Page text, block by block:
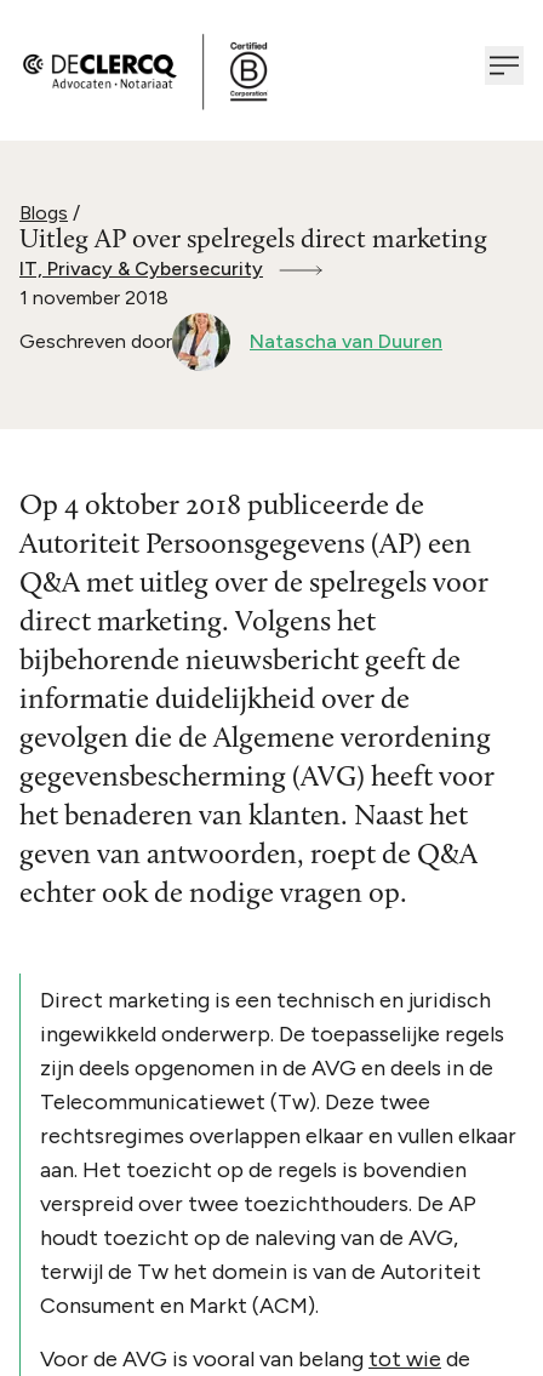
Blogs /
Uitleg AP over spelregels direct marketing
IT, Privacy & Cybersecurity
1 november 2018
Geschreven door
Natascha van Duuren
Op 4 oktober 2018 publiceerde de
Autoriteit Persoonsgegevens (AP) een
Q&A met uitleg over de spelregels voor
direct marketing. Volgens het
bijbehorende nieuwsbericht geeft de
informatie duidelijkheid over de
gevolgen die de Algemene verordening
gegevensbescherming (AVG) heeft voor
het benaderen van klanten. Naast het
geven van antwoorden, roept de Q&A
echter ook de nodige vragen op.
Direct marketing is een technisch en juridisch
ingewikkeld onderwerp. De toepasselijke regels
zijn deels opgenomen in de AVG en deels in de
Telecommunicatiewet (Tw). Deze twee
rechtsregimes overlappen elkaar en vullen elkaar
aan. Het toezicht op de regels is bovendien
verspreid over twee toezichthouders. De AP
houdt toezicht op de naleving van de AVG,
terwijl de Tw het domein is van de Autoriteit
Consument en Markt (ACM).
Voor de AVG is vooral van belang tot wie de